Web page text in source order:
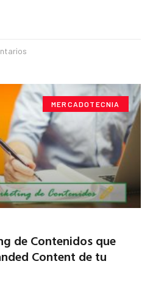
MERCADOTECNIA
de Contenidos que
Content de tu